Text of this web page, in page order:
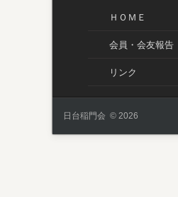
ＨＯＭＥ
会員・会友報告
リンク
日台稲門会 © 2026